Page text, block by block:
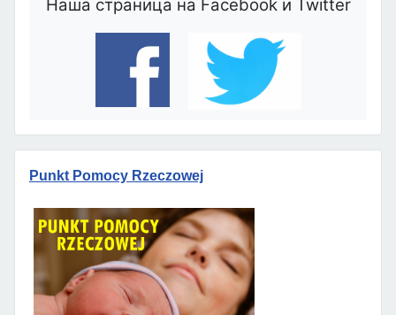
Наша страница на Facebook и Twitter
Punkt Pomocy Rzeczowej